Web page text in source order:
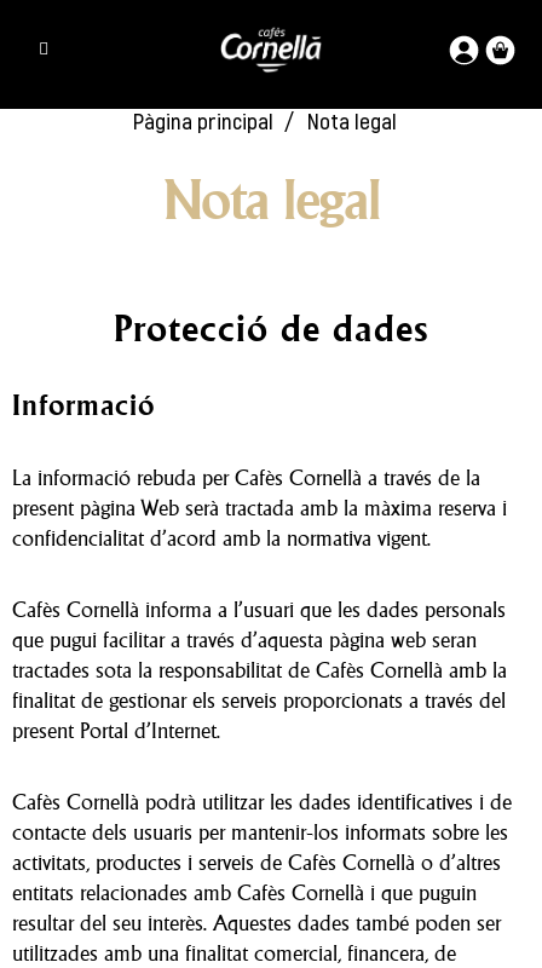
Pàgina principal Nota legal
Nota legal
Protecció de dades
Informació
La informació rebuda per Cafès Cornellà a través de la
present pàgina Web serà tractada amb la màxima reserva i
confidencialitat d’acord amb la normativa vigent.
Cafès Cornellà informa a l’usuari que les dades personals
que pugui facilitar a través d’aquesta pàgina web seran
tractades sota la responsabilitat de Cafès Cornellà amb la
finalitat de gestionar els serveis proporcionats a través del
present Portal d’Internet.
Cafès Cornellà podrà utilitzar les dades identificatives i de
contacte dels usuaris per mantenir-los informats sobre les
activitats, productes i serveis de Cafès Cornellà o d’altres
entitats relacionades amb Cafès Cornellà i que puguin
resultar del seu interès. Aquestes dades també poden ser
utilitzades amb una finalitat comercial, financera, de